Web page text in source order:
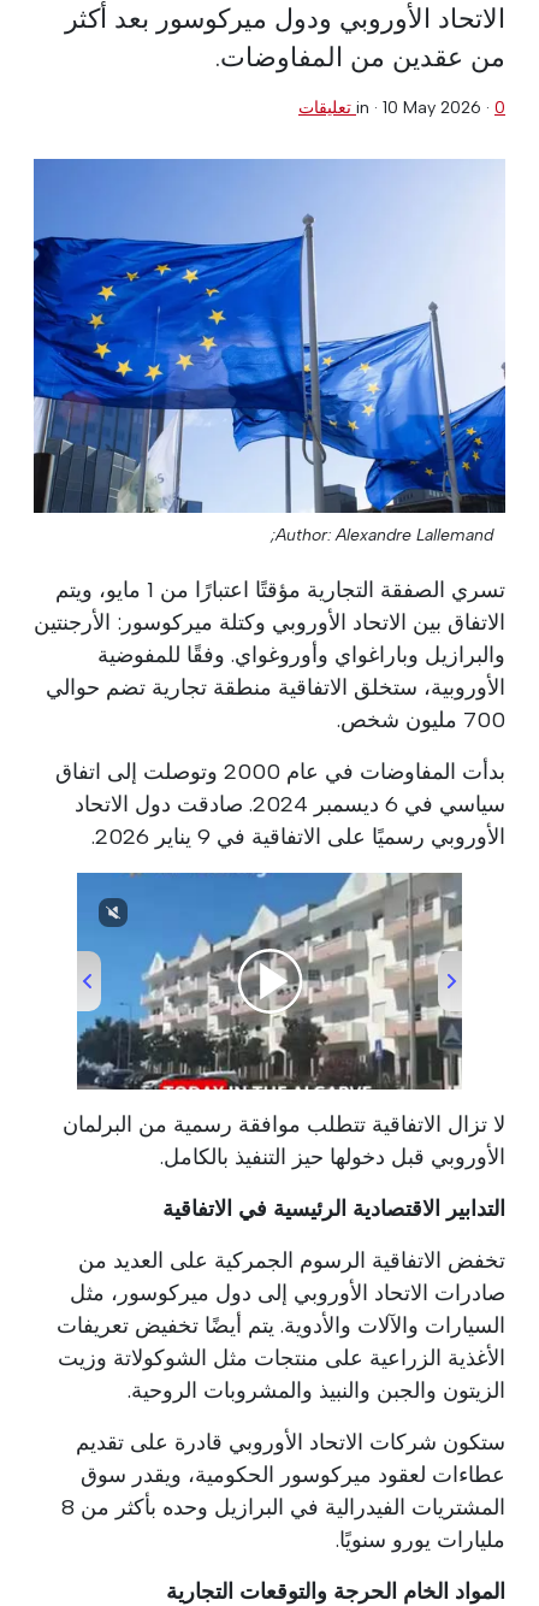
الاتحاد الأوروبي ودول ميركوسور بعد أكثر
من عقدين من المفاوضات.
in · 10 May 2026 · 0 تعليقات
Author: Alexandre Lallemand;
تسري الصفقة التجارية مؤقتًا اعتبارًا من 1 مايو، ويتم
الاتفاق بين الاتحاد الأوروبي وكتلة ميركوسور: الأرجنتين
والبرازيل وباراغواي وأوروغواي. وفقًا للمفوضية
الأوروبية، ستخلق الاتفاقية منطقة تجارية تضم حوالي
700 مليون شخص.
بدأت المفاوضات في عام 2000 وتوصلت إلى اتفاق
سياسي في 6 ديسمبر 2024. صادقت دول الاتحاد
الأوروبي رسميًا على الاتفاقية في 9 يناير 2026.
00:00/00:32
لا تزال الاتفاقية تتطلب موافقة رسمية من البرلمان
الأوروبي قبل دخولها حيز التنفيذ بالكامل.
التدابير الاقتصادية الرئيسية في الاتفاقية
تخفض الاتفاقية الرسوم الجمركية على العديد من
صادرات الاتحاد الأوروبي إلى دول ميركوسور، مثل
السيارات والآلات والأدوية. يتم أيضًا تخفيض تعريفات
الأغذية الزراعية على منتجات مثل الشوكولاتة وزيت
الزيتون والجبن والنبيذ والمشروبات الروحية.
ستكون شركات الاتحاد الأوروبي قادرة على تقديم
عطاءات لعقود ميركوسور الحكومية، ويقدر سوق
المشتريات الفيدرالية في البرازيل وحده بأكثر من 8
مليارات يورو سنويًا.
المواد الخام الحرجة والتوقعات التجارية